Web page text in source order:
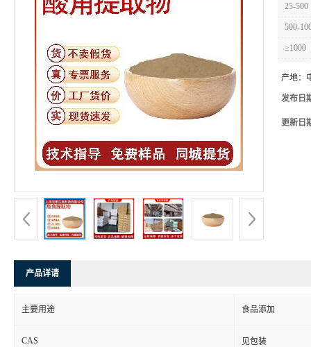
25-500
500-
≥1000
产地：
发布日
更新日
产品详请
主要用途 食品添加
CAS 见包装